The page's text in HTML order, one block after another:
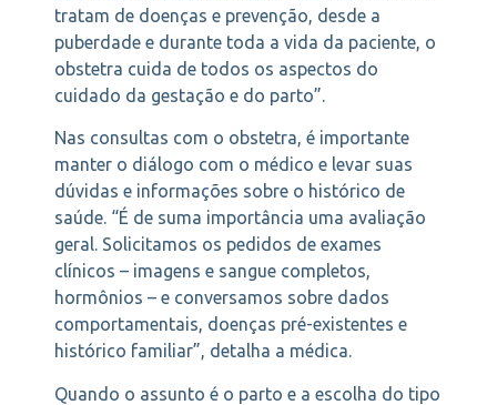
tratam de doenças e prevenção, desde a
puberdade e durante toda a vida da paciente, o
obstetra cuida de todos os aspectos do
cuidado da gestação e do parto”.
Nas consultas com o obstetra, é importante
manter o diálogo com o médico e levar suas
dúvidas e informações sobre o histórico de
saúde. “É de suma importância uma avaliação
geral. Solicitamos os pedidos de exames
clínicos – imagens e sangue completos,
hormônios – e conversamos sobre dados
comportamentais, doenças pré-existentes e
histórico familiar”, detalha a médica.
Quando o assunto é o parto e a escolha do tipo